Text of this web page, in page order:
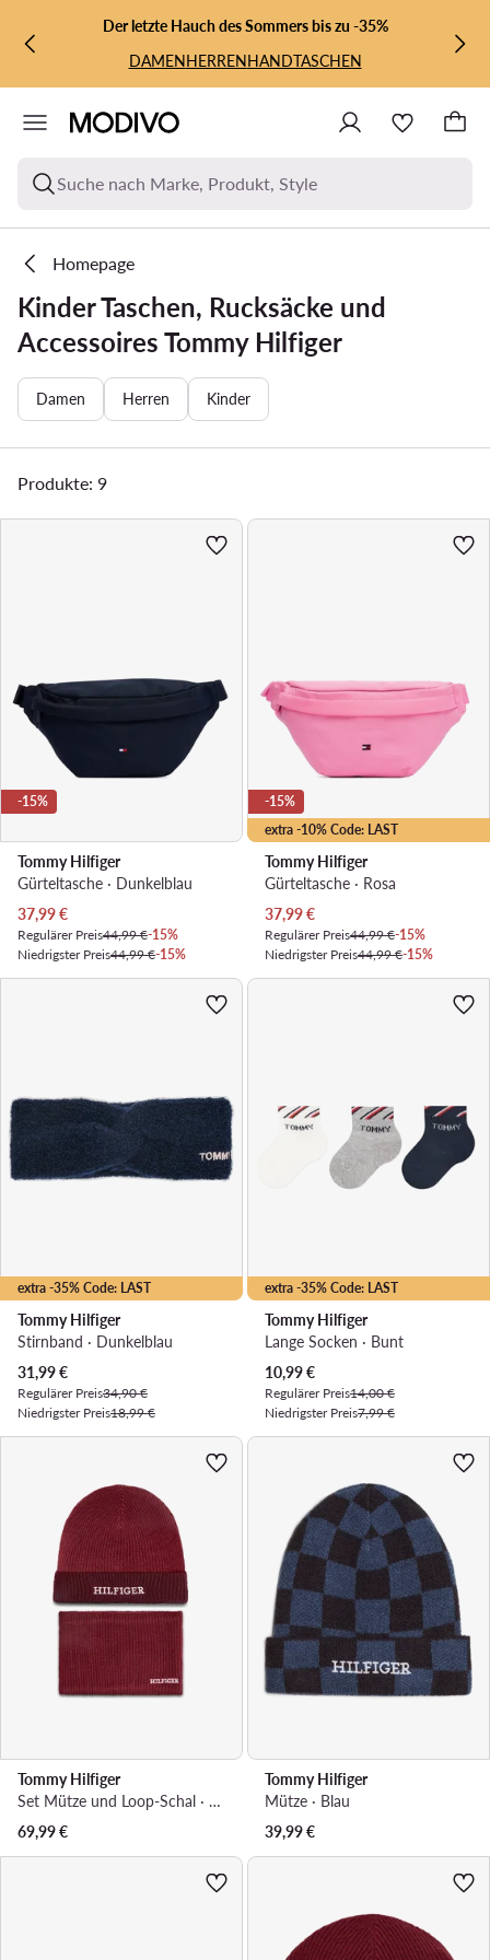
ZUM HAUPTINHALT SPRINGEN
ZUR SUCHEDer letzte Hauch des Sommers bis zu -35%
DAMENHERRENHANDTASCHEN
Suche nach Marke, Produkt, Style
Homepage
Kinder Taschen, Rucksäcke und
Accessoires Tommy Hilfiger
Damen Herren Kinder
Produkte: 9
-15%
Tommy Hilfiger
Gürteltasche · Dunkelblau
Aktueller Preis
37,99€
Regulärer Preis44,99 €-15%
Niedrigster Preis44,99 €-15%
extra -10% Code: LAST
-15%
Tommy Hilfiger
Gürteltasche · Rosa
Aktueller Preis
37,99€
Regulärer Preis44,99 €-15%
Niedrigster Preis44,99 €-15%
extra -35% Code: LAST
Tommy Hilfiger
Stirnband · Dunkelblau
Aktueller Preis
31,99€
Regulärer Preis34,90 €
Niedrigster Preis18,99 €
extra -35% Code: LAST
Tommy Hilfiger
Lange Socken · Bunt
Aktueller Preis
10,99€
Regulärer Preis14,00 €
Niedrigster Preis7,99 €
Tommy Hilfiger
Set Mütze und Loop-Schal · Rot
69,99€
Tommy Hilfiger
Mütze · Blau
39,99€